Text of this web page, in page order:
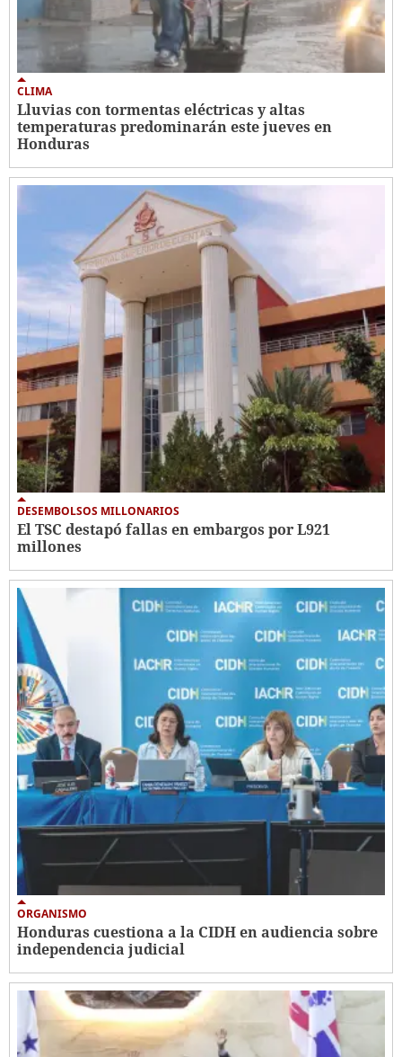
CLIMA
Lluvias con tormentas eléctricas y altas
temperaturas predominarán este jueves en
Honduras
DESEMBOLSOS MILLONARIOS
El TSC destapó fallas en embargos por L921
millones
ORGANISMO
Honduras cuestiona a la CIDH en audiencia sobre
independencia judicial